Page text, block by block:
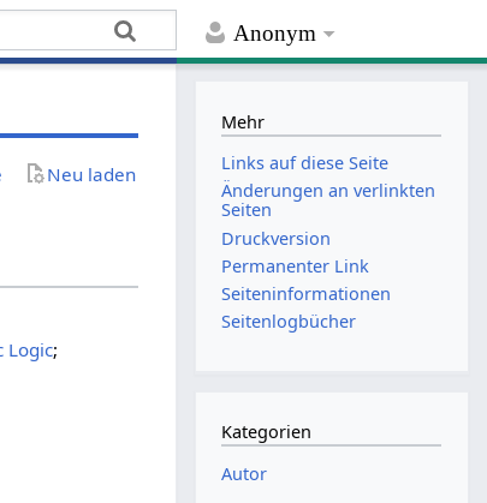
Anonym
Neu laden
Logic;
Mehr
Links auf diese Seite
Änderungen an verlinkten
Seiten
Druckversion
Permanenter Link
Seiten­­informationen
Seitenlogbücher
Kategorien
Autor